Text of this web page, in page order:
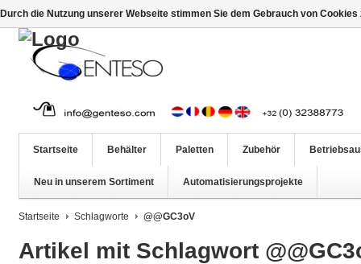
Startseite Behälter Paletten Zubehör
Neu in unserem Sortiment Automatisierungsprojekte
Startseite Schlagworte @@GC3oV
Artikel mit Schlagwort
Durch die Nutzung unserer Webseite stimmen Sie dem Gebrauch von